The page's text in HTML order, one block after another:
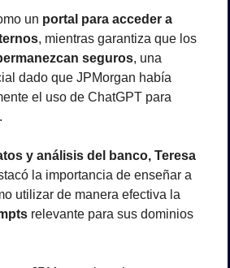
un portal para acceder a
seguros, una
dado que JPMorgan había
el uso de ChatGPT para
y análisis del banco, Teresa
la importancia de enseñar a
relevante para sus dominios